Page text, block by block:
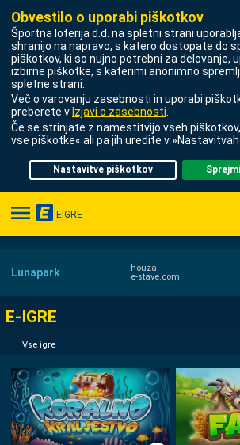
STAVE
V ŽIVO
E-IGRE
LUCKY 7
STAVE NA ŠTEVILKE
24/7 LIVE
Rezultati
Obvestilo o uporabi piškotkov
Športna loterija d.d. na spletni strani
shranijo na napravo, s katero dostopate do
piškotkov, ki so nujno potrebni za delovanje,
izbirne piškotke, s katerimi anonimno
spletne strani.
Več o varovanju zasebnosti in uporabi
preberete v Izjavi o zasebnosti
Če se strinjate z namestitvijo vseh
vse piškotke« ali pa jih uredite v
Nastavitve piškotkov
EIGRE
IZPOSTAVLJENE E-IGRE
€
E-IGRE
Vse igre